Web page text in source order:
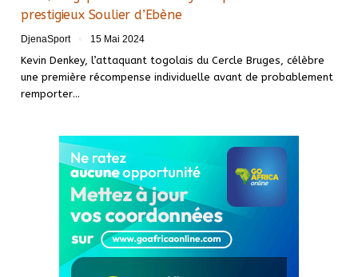
prestigieux Soulier d’Ebène
DjenaSport 15 Mai 2024
Kevin Denkey, l’attaquant togolais du Cercle Bruges, célèbre
une première récompense individuelle avant de probablement
remporter…